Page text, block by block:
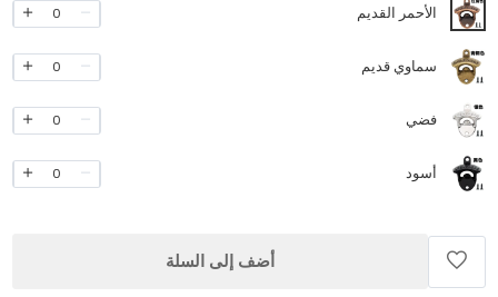
الأحمر القديم 0
سماوي قديم 0
فضي 0
أسود 0
أضف إلى السلة